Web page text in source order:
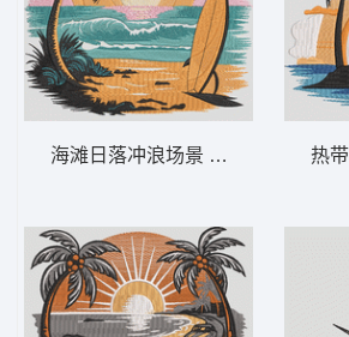
海滩日落冲浪场景 海滩日落冲浪
热